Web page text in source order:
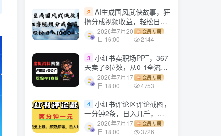
2 AI生成国风武侠故事，狂
撸分成视频收益，轻松日入
1000+【可多平台分发】！
2026年7月20
日 16:00
会员专属
2144
3 小红书卖职场PPT，367
天卖了6位数，从0-1全流程
讲解2026年7月17
日 18:00
会员专属
4753
4 小红书评论区评论截图，
一分钟2条，日入几千，多
劳多得!2026年7月17
日 18:00
会员专属
3726